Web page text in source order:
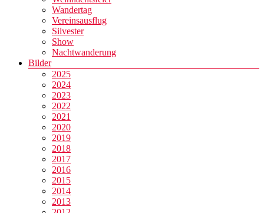
Wandertag
Vereinsausflug
Silvester
Show
Nachtwanderung
Bilder
2025
2024
2023
2022
2021
2020
2019
2018
2017
2016
2015
2014
2013